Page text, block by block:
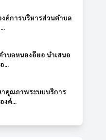
ค์การบริหารส่วนตำบล
ำบลหนองอียอ นำเสนอ
...
คุณภาพระบบบริการ
งค์...